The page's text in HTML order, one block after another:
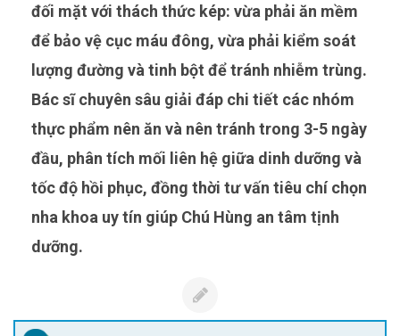
đối mặt với thách thức kép: vừa phải ăn mềm
để bảo vệ cục máu đông, vừa phải kiểm soát
lượng đường và tinh bột để tránh nhiễm trùng.
Bác sĩ chuyên sâu giải đáp chi tiết các nhóm
thực phẩm nên ăn và nên tránh trong 3-5 ngày
đầu, phân tích mối liên hệ giữa dinh dưỡng và
tốc độ hồi phục, đồng thời tư vấn tiêu chí chọn
nha khoa uy tín giúp Chú Hùng an tâm tịnh
dưỡng.